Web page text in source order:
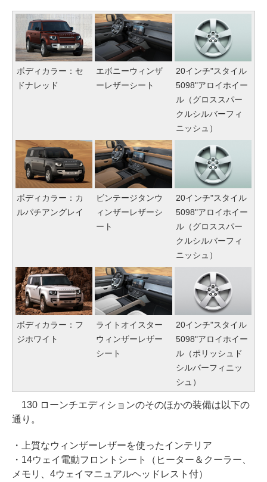
ボディカラー：セ
ドナレッド
エボニーウィンザ
ーレザーシート
20インチ"スタイル
5098"アロイホイー
ル（グロススパー
クルシルバーフィ
ニッシュ）
ボディカラー：カ
ルパチアングレイ
ビンテージタンウ
ィンザーレザーシ
ート
20インチ"スタイル
5098"アロイホイー
ル（グロススパー
クルシルバーフィ
ニッシュ）
ボディカラー：フ
ジホワイト
ライトオイスター
ウィンザーレザー
シート
20インチ"スタイル
5098"アロイホイー
ル（ポリッシュド
シルバーフィニッ
シュ）
130 ローンチエディションのそのほかの装備は以下の
通り。
・上質なウィンザーレザーを使ったインテリア
・14ウェイ電動フロントシート（ヒーター＆クーラー、
メモリ、4ウェイマニュアルヘッドレスト付）